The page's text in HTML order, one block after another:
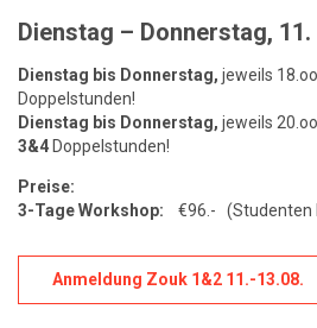
Dienstag – Donnerstag,
Dienstag bis Donnerstag, jeweils
Doppelstunden!
Dienstag bis Donnerstag, jeweils
3&4 Doppelstunden!
Preise:
3-Tage Workshop:
€96.- (Studenten
Anmeldung Zouk 1&2 11.-13.08.